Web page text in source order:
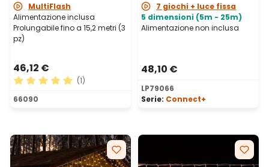
MultiFlash
Alimentazione inclusa
Prolungabile fino a 15,2 metri (3
pz)
46,12 €
Valutazione media di 5 su 5 stelle
(1)
66090
7 giochi + luce fissa
5 dimensioni (5m - 25m)
Alimentazione non inclusa
48,10 €
LP79066
Serie: Connect+